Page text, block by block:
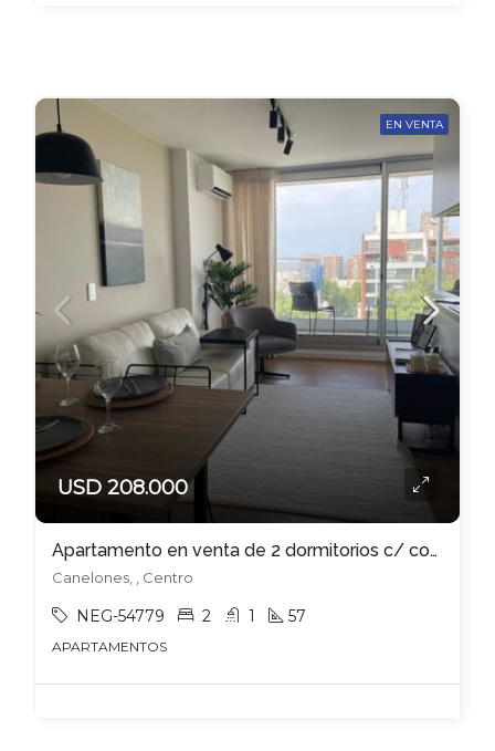
EN VENTA
USD 208.000
Apartamento en venta de 2 dormitorios c/ cochera en Centro
Canelones, , Centro
NEG-54779 2 1 57
APARTAMENTOS